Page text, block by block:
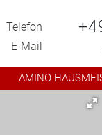
Telefon
E-Mail
AMINO